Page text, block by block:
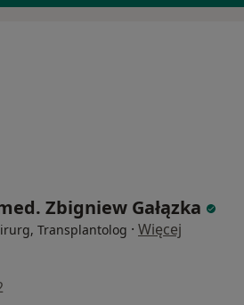
Zbigniew Gałązka
Transplantolog · Więcej